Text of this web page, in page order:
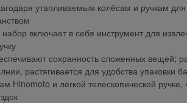
утапливаемым колёсам и ручкам
включает в себя инструмент для
сохранность сложенных вещей;
растягивается для удобства упаковки
Hinomoto и лёгкой телескопической ручке,